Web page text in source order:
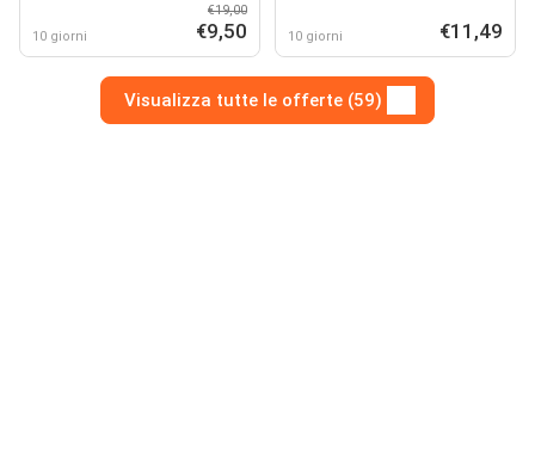
10 giorni
€19,00
€9,50 10 giorni €11,49
Visualizza tutte le offerte (59)